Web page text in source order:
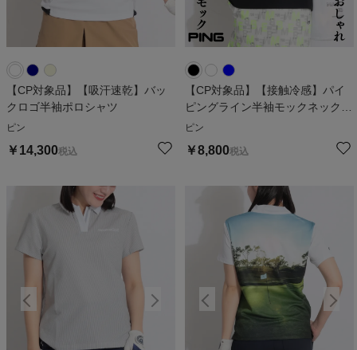
【CP対象品】【吸汗速乾】バッ
クロゴ半袖ポロシャツ
ピン
￥ 14,300税込
【CP対象品】【接触冷感】パイ
ピングライン半袖モックネックカ
ットソー
ピン
￥8,800税込